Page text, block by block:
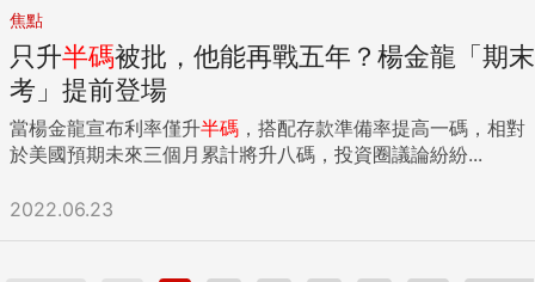
焦點
只升半碼被批，他能再戰五年？楊金龍「期末
考」提前登場
當楊金龍宣布利率僅升半碼 ，搭配存款準備率提高一碼，相對
於美國預期未來三個月累計將升八碼，投資圈議論紛紛...
2022.06.23